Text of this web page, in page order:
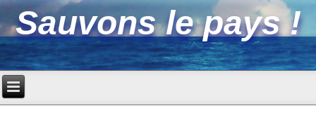
Sauvons le pays !